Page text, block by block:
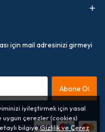
iyileştirmek için yasal
uygun çerezler (cookies)
bilgiyeGizlilik ve Çerez
için mail adresinizi girmeyi
Abone Ol